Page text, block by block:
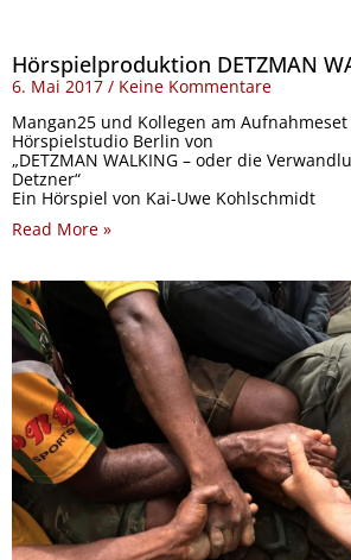
Hörspielproduktion DETZMAN
6. Mai 2017
Keine Kommentare
Mangan25 und Kollegen am
Hörspielstudio Berlin von
„DETZMAN WALKING – oder die
Detzner“
Ein Hörspiel von Kai-Uwe Kohlschmidt
Read More »